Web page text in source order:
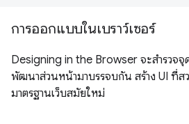
การออกแบบในเบราว์เซอร์
Designing in the Browser จะสำรวจ
พัฒนาส่วนหน้ามาบรรจบกัน สร้าง UI ที่ส
มาตรฐานเว็บสมัยใหม่